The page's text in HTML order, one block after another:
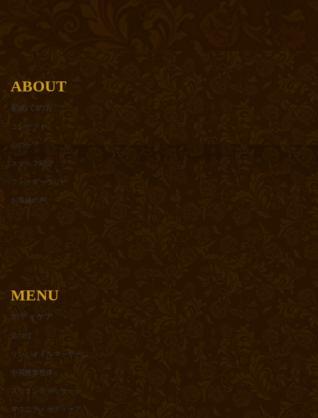
ABOUT
初めての方
コンセプト
心のケア
スタッフ紹介
フォトギャラリー
お客様の声
MENU
ボディケア
足つぼ
リンパオイルマッサージ
中国推拿整体
スリミングマッサージ
マタニティボディケア